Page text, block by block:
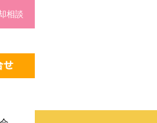
相談